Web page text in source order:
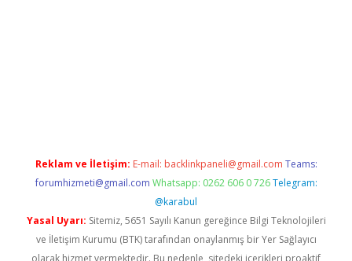
Reklam ve İletişim: E-mail: backlinkpaneli@gmail.com Teams:
forumhizmeti@gmail.com Whatsapp: 0262 606 0 726 Telegram:
@karabul
Yasal Uyarı: Sitemiz, 5651 Sayılı Kanun gereğince Bilgi Teknolojileri
ve İletişim Kurumu (BTK) tarafından onaylanmış bir Yer Sağlayıcı
olarak hizmet vermektedir. Bu nedenle, sitedeki içerikleri proaktif